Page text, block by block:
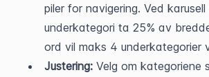
piler for navigering. Ved
underkategori ta 25% av
Justering: Velg om kategoriene